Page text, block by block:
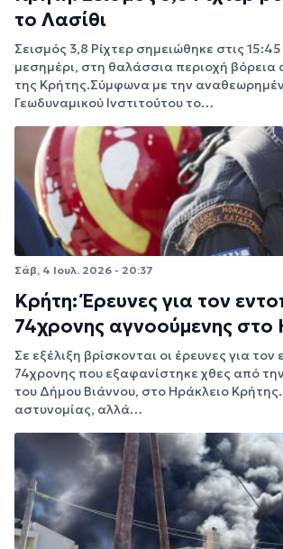
το Λασίθι
Σεισμός 3,8 Ρίχτερ σημειώθηκε στις
μεσημέρι, στη θαλάσσια περιοχή βόρεια
της Κρήτης.Σύμφωνα με την
Γεωδυναμικού Ινστιτούτου το…
Σάβ, 4 Ιουλ. 2026 - 20:37
Κρήτη: Έρευνες για τον
74χρονης αγνοούμενης στο
Σε εξέλιξη βρίσκoνται οι έρευνες για τον
74χρονης που εξαφανίστηκε χθες από
του Δήμου Βιάννου, στο Ηράκλειο
αστυνομίας, αλλά…